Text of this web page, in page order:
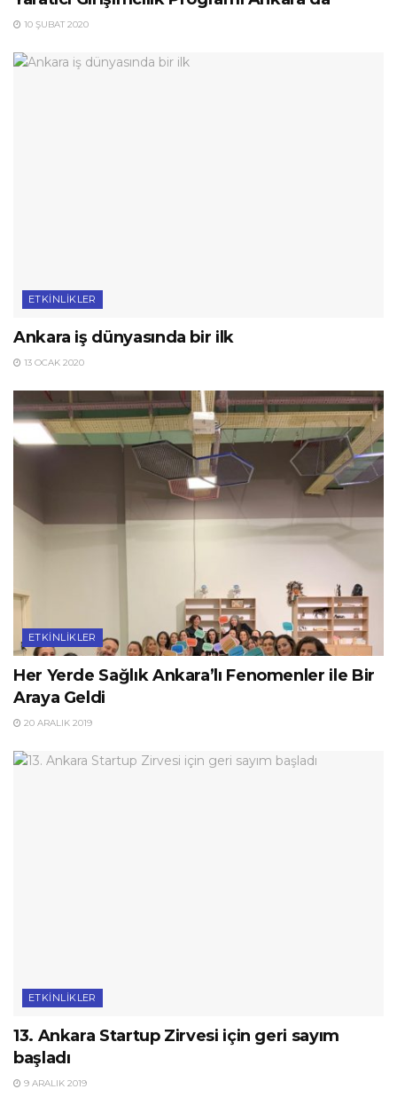
10 ŞUBAT 2020
ETKINLIKLER
Ankara iş dünyasında bir ilk
13 OCAK 2020
ETKINLIKLER
Her Yerde Sağlık Ankara’lı Fenomenler ile Bir
Araya Geldi
20 ARALIK 2019
ETKINLIKLER
13. Ankara Startup Zirvesi için geri sayım
başladı
9 ARALIK 2019